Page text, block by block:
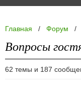
Главная / Форум /
Вопросы
62 темы и 187